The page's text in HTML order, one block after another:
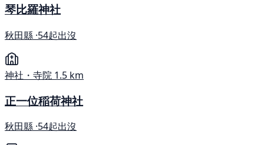
琴比羅神社
秋田縣 ·54起出沒
神社・寺院 1.5 km
正一位稲荷神社
秋田縣 ·54起出沒